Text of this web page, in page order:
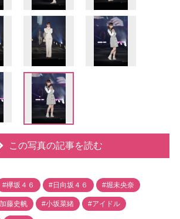
この写真の記事を読む
#欅坂４６ #日向坂４６ #堀未央奈
藤史帆 #小坂菜緒 #アイドル